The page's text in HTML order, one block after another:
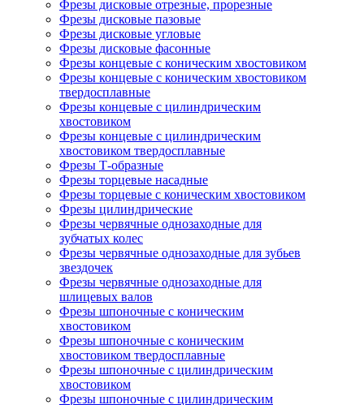
Фрезы дисковые отрезные, прорезные
Фрезы дисковые пазовые
Фрезы дисковые угловые
Фрезы дисковые фасонные
Фрезы концевые с коническим хвостовиком
Фрезы концевые с коническим хвостовиком
твердосплавные
Фрезы концевые с цилиндрическим
хвостовиком
Фрезы концевые с цилиндрическим
хвостовиком твердосплавные
Фрезы Т-образные
Фрезы торцевые насадные
Фрезы торцевые с коническим хвостовиком
Фрезы цилиндрические
Фрезы червячные однозаходные для
зубчатых колес
Фрезы червячные однозаходные для зубьев
звездочек
Фрезы червячные однозаходные для
шлицевых валов
Фрезы шпоночные с коническим
хвостовиком
Фрезы шпоночные с коническим
хвостовиком твердосплавные
Фрезы шпоночные с цилиндрическим
хвостовиком
Фрезы шпоночные с цилиндрическим